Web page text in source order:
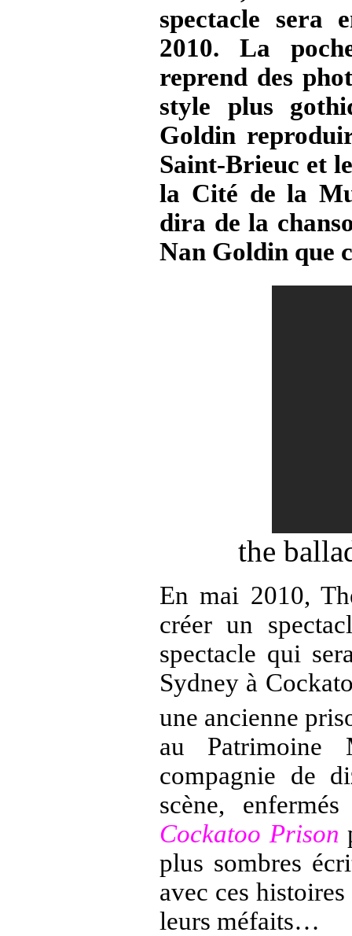
spectacle sera
2010. La
reprend des
style plus
Goldin
Saint-Brieuc et
la Cité de la
dira de la
Nan Goldin que
the
En mai 2010,
créer un
spectacle qui
Sydney à
une ancienne
au Patrimoine
compagnie de
scène,
Cockatoo Prison
plus sombres
avec ces
leurs méfaits…